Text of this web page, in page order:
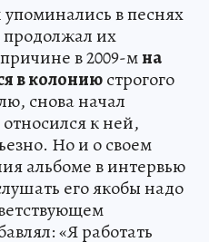
в песнях
их
в 2009-мна
в колониюстрогого
снова начал
к ней,
Но и о своем
альбоме в интервью
его якобы надо
«Я работать